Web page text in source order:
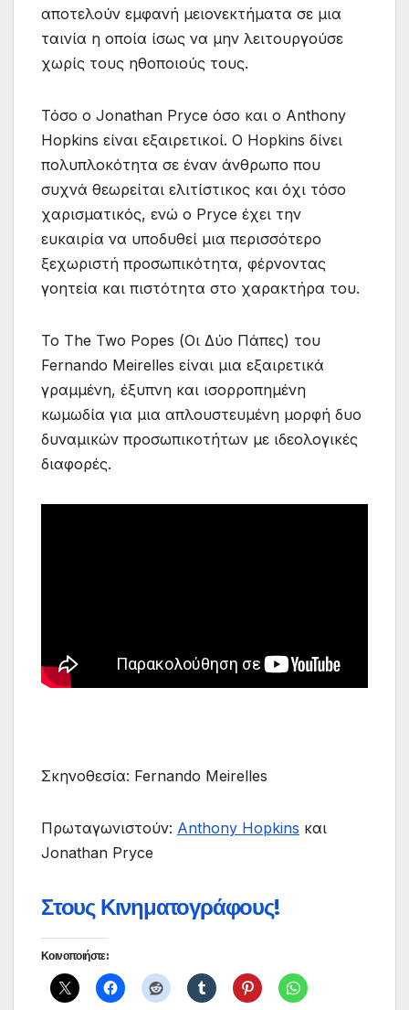
αποτελούν εμφανή μειονεκτήματα σε μια
ταινία η οποία ίσως να μην λειτουργούσε
χωρίς τους ηθοποιούς τους.
Τόσο ο Jonathan Pryce όσο και ο Anthony
Hopkins είναι εξαιρετικοί. O Hopkins δίνει
πολυπλοκότητα σε έναν άνθρωπο που
συχνά θεωρείται ελιτίστικος και όχι τόσο
χαρισματικός, ενώ ο Pryce έχει την
ευκαιρία να υποδυθεί μια περισσότερο
ξεχωριστή προσωπικότητα, φέρνοντας
γοητεία και πιστότητα στο χαρακτήρα του.
To The Two Popes (Οι Δύο Πάπες) του
Fernando Meirelles είναι μια εξαιρετικά
γραμμένη, έξυπνη και ισορροπημένη
κωμωδία για μια απλουστευμένη μορφή δυο
δυναμικών προσωπικοτήτων με ιδεολογικές
διαφορές.
Σκηνοθεσία: Fernando Meirelles
Πρωταγωνιστούν: Anthony Hopkins και
Jonathan Pryce
Στους Κινηματογράφους!
Κοινοποιήστε: